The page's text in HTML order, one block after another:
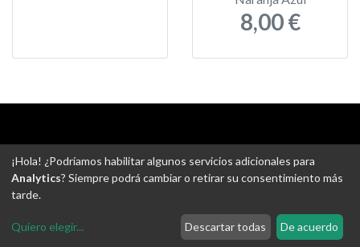
8,00 €
-Gastos de envío-Uso de cookies-Ajustes de Cookies
¡Hola! ¿Podríamos habilitar algunos servicios adicionales para
Analytics? Siempre podrá cambiar o retirar su consentimiento más
tarde.
Quiero elegir... Descartar todas De acuerdo